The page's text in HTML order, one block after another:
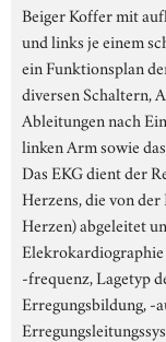
Beiger Koffer mit
und links je einem
ein Funktionsplan
diversen Schaltern,
Ableitungen nach
linken Arm sowie
Das EKG dient der
Herzens, die von
Herzen) abgeleitet
Elekrokardiographie
-frequenz, Lagetyp
Erregungsbildung, -